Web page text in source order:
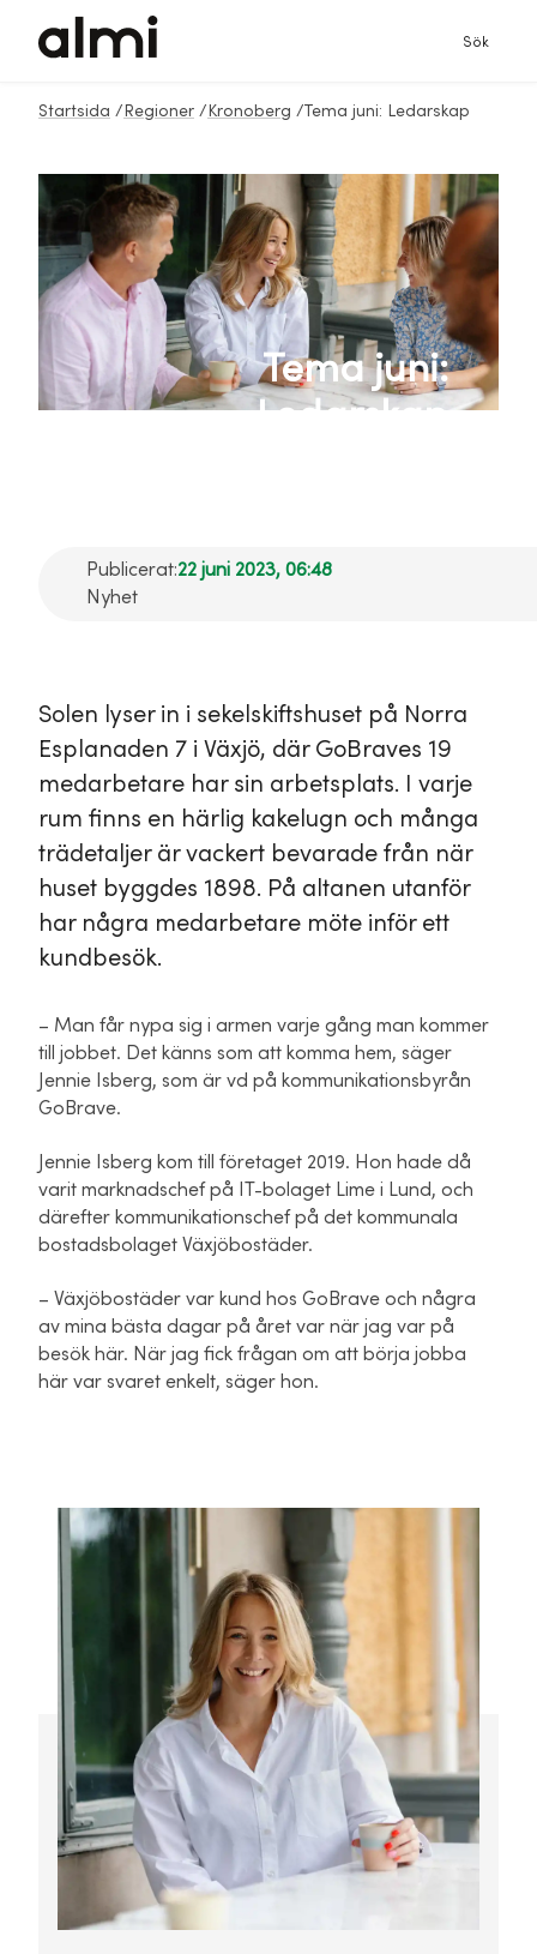
Sök
Startsida / Regioner / Kronoberg /Tema juni: Ledarskap
Tema juni:
Ledarskap
Publicerat:22 juni 2023, 06:48
Nyhet
Solen lyser in i sekelskiftshuset på Norra
Esplanaden 7 i Växjö, där GoBraves 19
medarbetare har sin arbetsplats. I varje
rum finns en härlig kakelugn och många
trädetaljer är vackert bevarade från när
huset byggdes 1898. På altanen utanför
har några medarbetare möte inför ett
kundbesök.
– Man får nypa sig i armen varje gång man kommer
till jobbet. Det känns som att komma hem, säger
Jennie Isberg, som är vd på kommunikationsbyrån
GoBrave.
Jennie Isberg kom till företaget 2019. Hon hade då
varit marknadschef på IT-bolaget Lime i Lund, och
därefter kommunikationschef på det kommunala
bostadsbolaget Växjöbostäder.
– Växjöbostäder var kund hos GoBrave och några
av mina bästa dagar på året var när jag var på
besök här. När jag fick frågan om att börja jobba
här var svaret enkelt, säger hon.